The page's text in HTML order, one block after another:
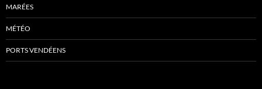
MARÉES
MÉTÉO
PORTS VENDÉENS